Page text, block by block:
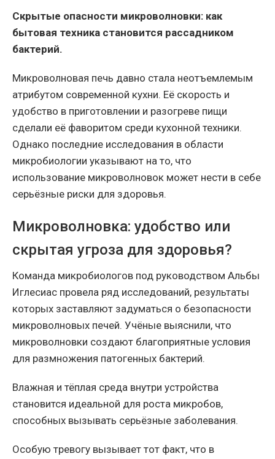
Скрытые опасности микроволновки: как
бытовая техника становится рассадником
бактерий.
Микроволновая печь давно стала неотъемлемым
атрибутом современной кухни. Её скорость и
удобство в приготовлении и разогреве пищи
сделали её фаворитом среди кухонной техники.
Однако последние исследования в области
микробиологии указывают на то, что
использование микроволновок может нести в себе
серьёзные риски для здоровья.
Микроволновка: удобство или
скрытая угроза для здоровья?
Команда микробиологов под руководством Альбы
Иглесиас провела ряд исследований, результаты
которых заставляют задуматься о безопасности
микроволновых печей. Учёные выяснили, что
микроволновки создают благоприятные условия
для размножения патогенных бактерий.
Влажная и тёплая среда внутри устройства
становится идеальной для роста микробов,
способных вызывать серьёзные заболевания.
Особую тревогу вызывает тот факт, что в